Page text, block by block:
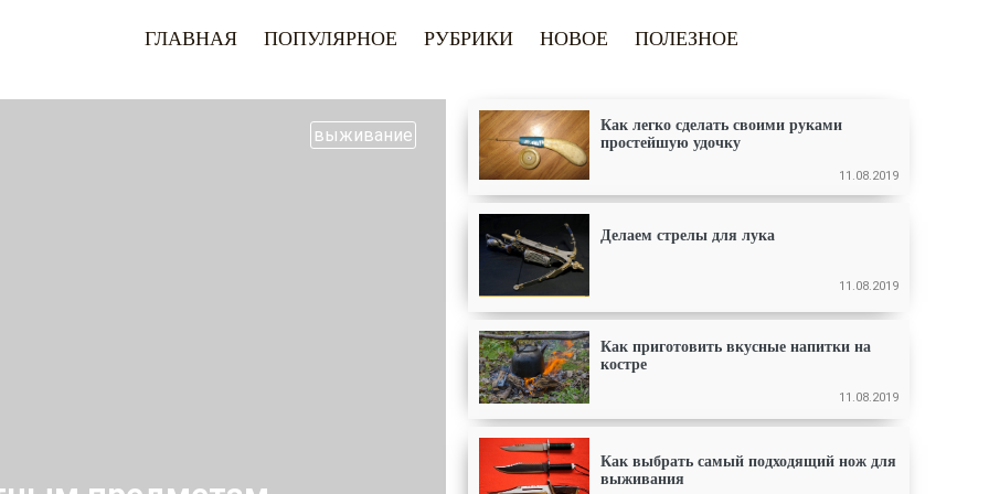
ГЛАВНАЯ ПОПУЛЯРНОЕ РУБРИКИ НОВОЕ ПОЛЕЗНОЕ
выживание
Как легко сделать своими руками
простейшую удочку
11.08.2019
Делаем стрелы для лука
11.08.2019
Как приготовить вкусные напитки на
костре
11.08.2019
Как выбрать самый подходящий нож для
выживания